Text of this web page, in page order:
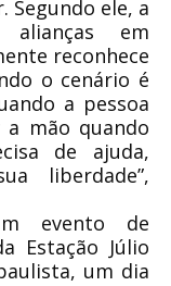
Segundo ele, a
alianças em
reconhece
o cenário é
a pessoa
mão quando
de ajuda,
liberdade”,
evento de
Estação Júlio
um dia